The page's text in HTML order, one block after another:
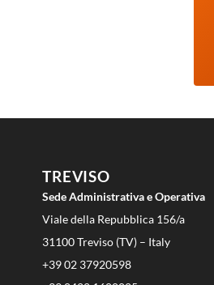
TREVISO
Sede Administrativa e Operativa
Viale della Repubblica 156/a
31100 Treviso (TV) – Italy
+39 02 37920598